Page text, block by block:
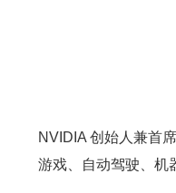
NVIDIA 创始人兼首
游戏、自动驾驶、机